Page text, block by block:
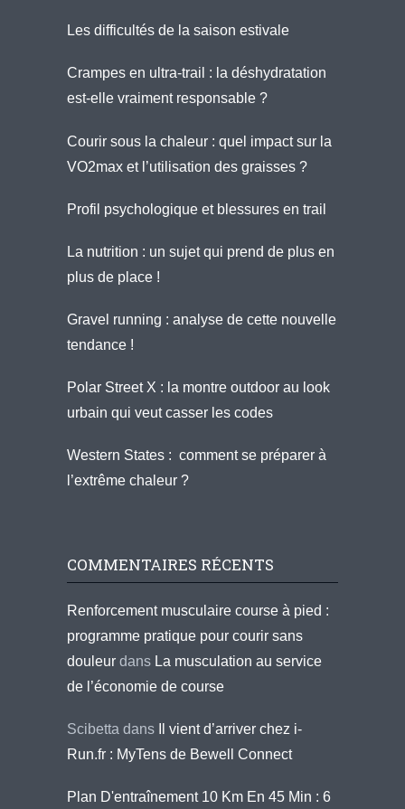
Les difficultés de la saison estivale
Crampes en ultra-trail : la déshydratation
est-elle vraiment responsable ?
Courir sous la chaleur : quel impact sur la
VO2max et l’utilisation des graisses ?
Profil psychologique et blessures en trail
La nutrition : un sujet qui prend de plus en
plus de place !
Gravel running : analyse de cette nouvelle
tendance !
Polar Street X : la montre outdoor au look
urbain qui veut casser les codes
Western States : comment se préparer à
l’extrême chaleur ?
COMMENTAIRES RÉCENTS
Renforcement musculaire course à pied :
programme pratique pour courir sans
douleur dans La musculation au service
de l’économie de course
Scibetta dans
Il vient d’arriver chez i-
Run.fr : MyTens de Bewell Connect
Plan D'entraînement 10 Km En 45 Min : 6